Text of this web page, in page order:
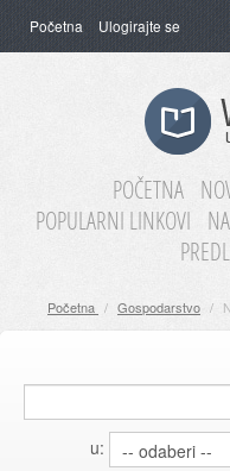
Početna Ulogirajte se
POČETNA
POPULARNI LINKOVI
Početna / Gospodarstvo /
u: